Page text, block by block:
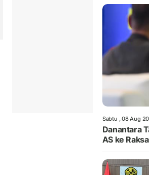
Sabtu , 08 Aug
Danantara
AS ke